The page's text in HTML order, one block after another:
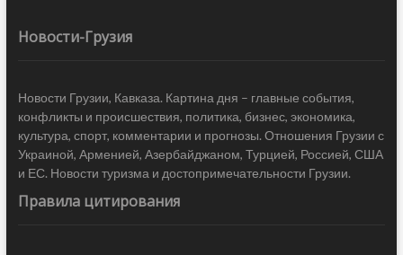
Новости-Грузия
Новости Грузии, Кавказа. Картина дня – главные события,
конфликты и происшествия, политика, бизнес, экономика,
культура, спорт, комментарии и прогнозы. Отношения Грузии с
Украиной, Арменией, Азербайджаном, Турцией, Россией, США
и ЕС. Новости туризма и достопримечательности Грузии.
Правила цитирования